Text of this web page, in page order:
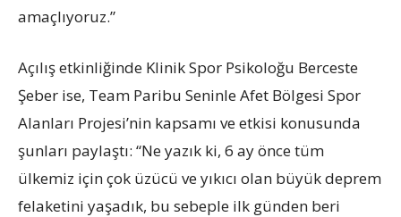
amaçlıyoruz.”
Açılış etkinliğinde Klinik Spor Psikoloğu Berceste
Şeber ise, Team Paribu Seninle Afet Bölgesi Spor
Alanları Projesi’nin kapsamı ve etkisi konusunda
şunları paylaştı: “Ne yazık ki, 6 ay önce tüm
ülkemiz için çok üzücü ve yıkıcı olan büyük deprem
felaketini yaşadık, bu sebeple ilk günden beri